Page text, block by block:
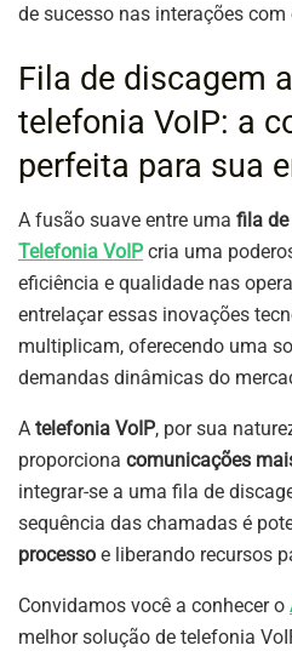
de sucesso nas interações com
Fila de discagem
telefonia VoIP: a
perfeita para sua
A fusão suave entre uma fila
Telefonia VoIPcria uma
eficiência e qualidade nas
entrelaçar essas inovações
multiplicam, oferecendo uma
demandas dinâmicas do
A telefonia VoIP, por sua
proporciona comunicações
integrar-se a uma fila de
sequência das chamadas é
processo e liberando recursos
Convidamos você a conhecer o
melhor solução de telefonia